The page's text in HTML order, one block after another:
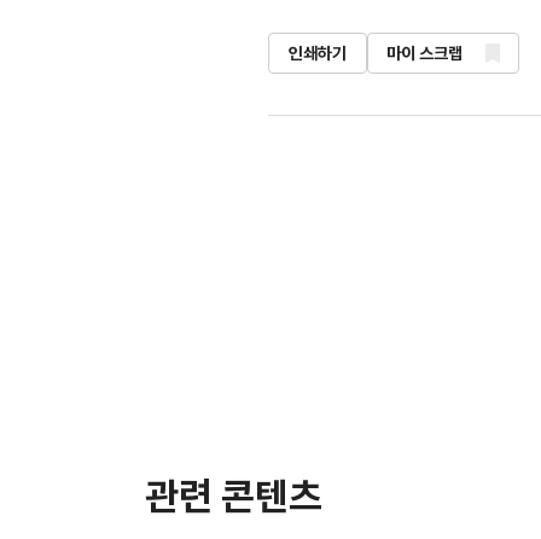
인쇄하기 마이 스크랩
관련 콘텐츠